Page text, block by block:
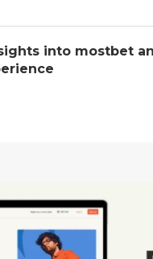
into mostbet